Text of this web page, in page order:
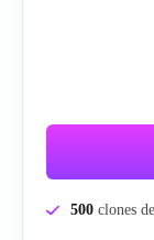
500 clones